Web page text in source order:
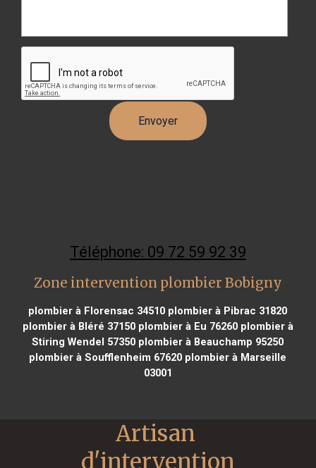
Téléphone: 09 72 59 92 39
Zone intervention plombier Bobigny
plombier à Florensac 34510 plombier à Pibrac 31820
plombier à Bléré 37150plombier à Eu 76260plombier à
Stiring Wendel 57350 plombier à Beauchamp 95250
plombier à Soufflenheim 67620 plombier à Marseille
03001
Artisan
d'intervention